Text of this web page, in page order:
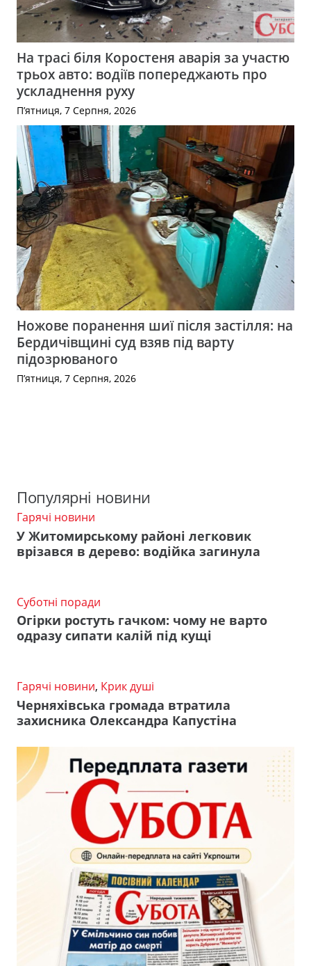
На трасі біля Коростеня аварія за участю
трьох авто: водіїв попереджають про
ускладнення руху
П’ятниця, 7 Серпня, 2026
Ножове поранення шиї після застілля: на
Бердичівщині суд взяв під варту
підозрюваного
П’ятниця, 7 Серпня, 2026
Популярні новини
Гарячі новини
У Житомирському районі легковик
врізався в дерево: водійка загинула
Суботні поради
Огірки ростуть гачком: чому не варто
одразу сипати калій під кущі
Гарячі новини, Крик душі
Черняхівська громада втратила
захисника Олександра Капустіна